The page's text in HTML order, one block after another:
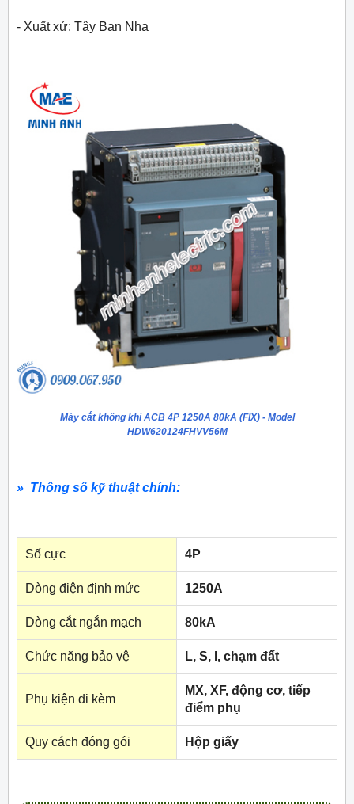
- Xuất xứ: Tây Ban Nha
Máy cắt không khí ACB 4P 1250A 80kA (FIX) - Model
HDW620124FHVV56M
» Thông số kỹ thuật chính:
Số cực 4P
Dòng điện định mức 1250A
Dòng cắt ngắn mạch 80kA
Chức năng bảo vệ L, S, I, chạm đất
Phụ kiện đi kèm
MX, XF, động cơ, tiếp
điểm phụ
Quy cách đóng gói Hộp giấy